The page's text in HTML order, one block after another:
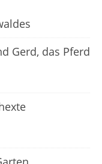
Gerd, das Pferd